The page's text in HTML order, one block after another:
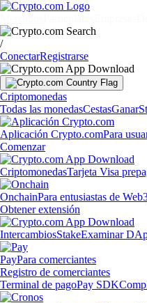
/
ConectarRegistrarse
Criptomonedas
Todas las monedasCestasGanar
Aplicación Crypto.comPara
Comenzar
CriptomonedasTarjeta Visa
OnchainPara entusiastas de
Obtener extensión
IntercambiosStakeExaminar
PayPara comerciantes
Registro de comerciantes
Terminal de pagoPay SDK